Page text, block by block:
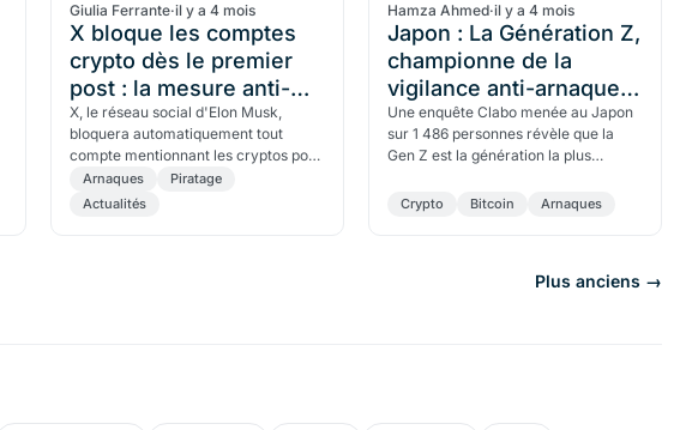
Giulia Ferrante·il y a 4 mois
X bloque les comptes
crypto dès le premier
post : la mesure anti-
phishing de Nikita Bier
fait débat
X, le réseau social d'Elon Musk,
bloquera automatiquement tout
compte mentionnant les cryptos pour
la première fois. Nikita Bier : "Cela
éliminera 99 % des incitations au
Arnaques
Piratage
Actualités
Hamza Ahmed·il y a 4 mois
Japon : La Génération Z,
championne de la
vigilance anti-arnaques
crypto
Une enquête Clabo menée au Japon
sur 1 486 personnes révèle que la
Gen Z est la génération la plus
tandis que les Boomers peinent à
Crypto Bitcoin Arnaques
Plus anciens →